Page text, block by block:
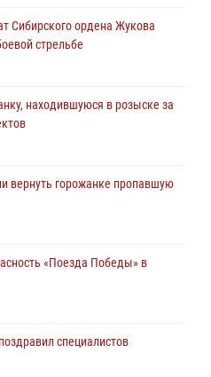
Сибирского ордена Жукова
стрельбе
находившуюся в розыске за
вернуть горожанке пропавшую
«Поезда Победы» в
специалистов